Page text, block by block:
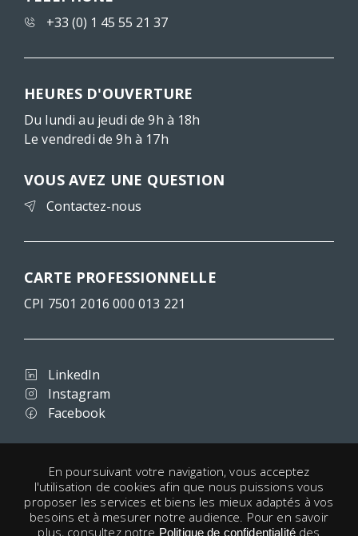
+33 (0) 1 45 55 21 37
HEURES D'OUVERTURE
Du lundi au jeudi de 9h à 18h
Le vendredi de 9h à 17h
VOUS AVEZ UNE QUESTION
Contactez-nous
CARTE PROFESSIONNELLE
CPI 7501 2016 000 013 221
LinkedIn
Instagram
Facebook
Conditions d'utilisation
Confidentialité
Mentions légales
Cookies
En poursuivant votre navigation, vous acceptez
l'utilisation de cookies afin que nous puissions vous
proposer les services et biens les mieux adaptés à vos
besoins et à mesurer notre audience. Pour en savoir
plus, consultez notre Politique de confidentialitédes